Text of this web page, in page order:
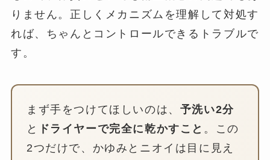
りません。正しくメカニズムを理解して対処す
れば、ちゃんとコントロールできるトラブルで
す。
まず手をつけてほしいのは、 予洗い2分
と ドライヤーで完全に乾かすこと 。この
2つだけで、かゆみとニオイは目に見え